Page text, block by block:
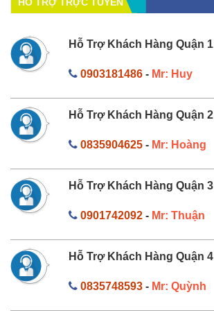
Hỗ Trợ Khách Hàng Quận 1
0903181486- Mr: Huy
Hỗ Trợ Khách Hàng Quận 2
0835904625- Mr: Hoàng
Hỗ Trợ Khách Hàng Quận 3
0901742092- Mr: Thuận
Hỗ Trợ Khách Hàng Quận 4
0835748593- Mr: Quỳnh